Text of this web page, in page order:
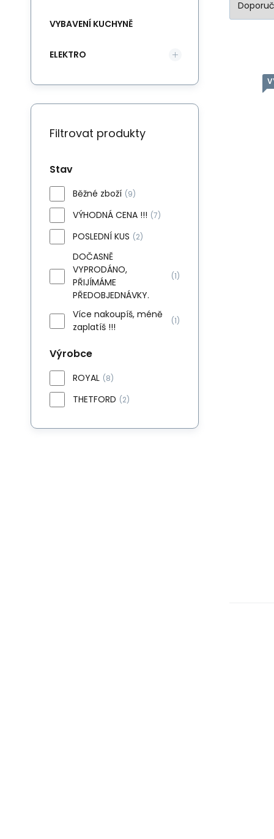
VYBAVENÍ KUCHYNĚ
ELEKTRO
Filtrovat produkty
Stav
Běžné zboží (9)
VÝHODNÁ CENA !!! (7)
POSLEDNÍ KUS (2)
DOČASNĚ
VYPRODÁNO,
PŘIJÍMÁME
PŘEDOBJEDNÁVKY.
(1)
Více nakoupíš, méně
zaplatíš !!!
(1)
Výrobce
ROYAL (8)
THETFORD (2)